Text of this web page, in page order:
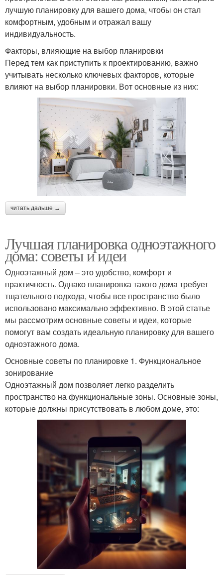
лучшую планировку для вашего дома, чтобы он стал
комфортным, удобным и отражал вашу
индивидуальность.
Факторы, влияющие на выбор планировки
Перед тем как приступить к проектированию, важно
учитывать несколько ключевых факторов, которые
влияют на выбор планировки. Вот основные из них:
читать дальше →
Лучшая планировка одноэтажного
дома: советы и идеи
Одноэтажный дом – это удобство, комфорт и
практичность. Однако планировка такого дома требует
тщательного подхода, чтобы все пространство было
использовано максимально эффективно. В этой статье
мы рассмотрим основные советы и идеи, которые
помогут вам создать идеальную планировку для вашего
одноэтажного дома.
Основные советы по планировке 1. Функциональное
зонирование
Одноэтажный дом позволяет легко разделить
пространство на функциональные зоны. Основные зоны,
которые должны присутствовать в любом доме, это: